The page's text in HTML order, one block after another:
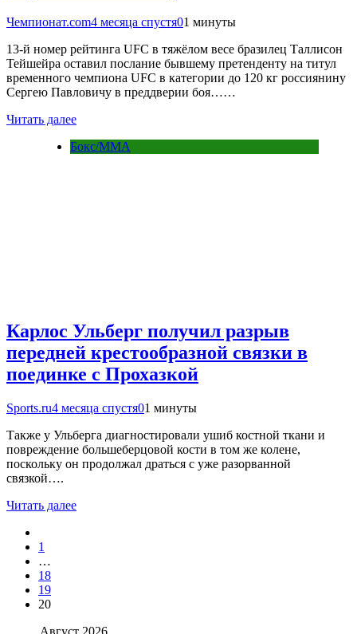
Чемпионат.com4 месяца спустя01 минуты
13-й номер рейтинга UFC в тяжёлом весе бразилец Таллисон
Тейшейра оставил послание бывшему претенденту на титул
временного чемпиона UFC в категории до 120 кг россиянину
Сергею Павловичу в преддверии боя……
Читать далее
Бокс/MMA
Карлос Ульберг получил разрыв
передней крестообразной связки в
поединке с Прохазкой
Sports.ru4 месяца спустя01 минуты
Также у Ульберга диагностировали ушиб костной ткани и
повреждение большеберцовой кости в том же колене,
поскольку он продолжал драться с уже разорванной
связкой….
Читать далее
1
…
18
19
20
Август 2026